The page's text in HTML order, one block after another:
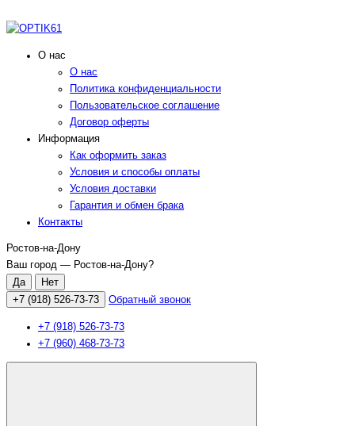
О нас
О нас
Политика конфиденциальности
Пользовательское соглашение
Договор оферты
Информация
Как оформить заказ
Условия и способы оплаты
Условия доставки
Гарантия и обмен брака
Контакты
Ростов-на-Дону
Ваш город — Ростов-на-Дону?
+7 (918) 526-73-73 Обратный звонок
+7 (918) 526-73-73
+7 (960) 468-73-73